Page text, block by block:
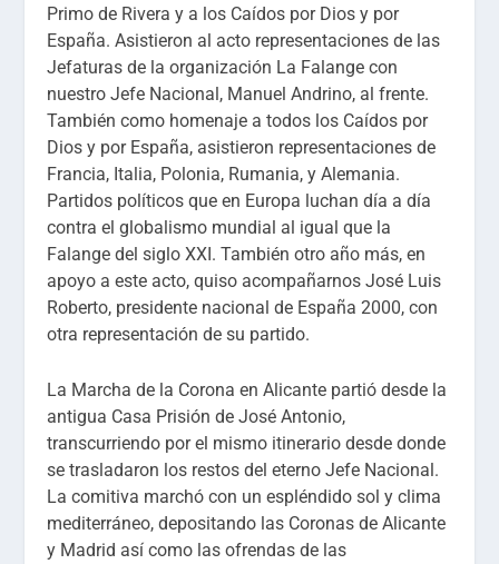
Primo de Rivera y a los Caídos por Dios y por
España. Asistieron al acto representaciones de las
Jefaturas de la organización La Falange con
nuestro Jefe Nacional, Manuel Andrino, al frente.
También como homenaje a todos los Caídos por
Dios y por España, asistieron representaciones de
Francia, Italia, Polonia, Rumania, y Alemania.
Partidos políticos que en Europa luchan día a día
contra el globalismo mundial al igual que la
Falange del siglo XXI. También otro año más, en
apoyo a este acto, quiso acompañarnos José Luis
Roberto, presidente nacional de España 2000, con
otra representación de su partido.
La Marcha de la Corona en Alicante partió desde la
antigua Casa Prisión de José Antonio,
transcurriendo por el mismo itinerario desde donde
se trasladaron los restos del eterno Jefe Nacional.
La comitiva marchó con un espléndido sol y clima
mediterráneo, depositando las Coronas de Alicante
y Madrid así como las ofrendas de las